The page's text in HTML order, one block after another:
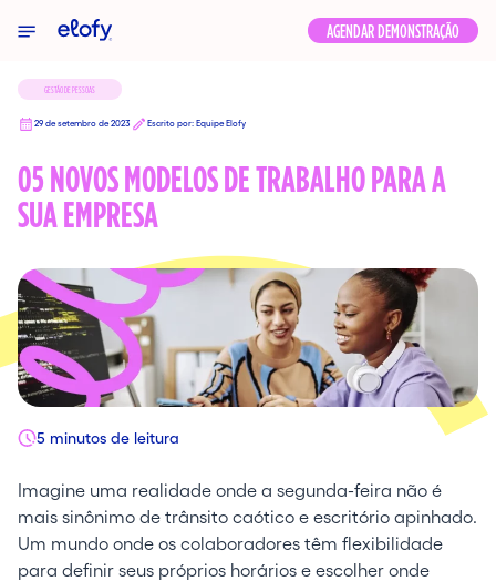
AGENDAR DEMONSTRAÇÃO
GESTÃO DE PESSOAS
29 de setembro de 2023 Escrito por: Equipe Elofy
05 NOVOS MODELOS DE TRABALHO PARA A
SUA EMPRESA
5 minutos de leitura
Imagine uma realidade onde a segunda-feira não é
mais sinônimo de trânsito caótico e escritório apinhado.
Um mundo onde os colaboradores têm flexibilidade
para definir seus próprios horários e escolher onde